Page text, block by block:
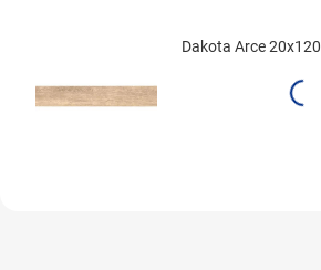
Dakota Arce 20x120